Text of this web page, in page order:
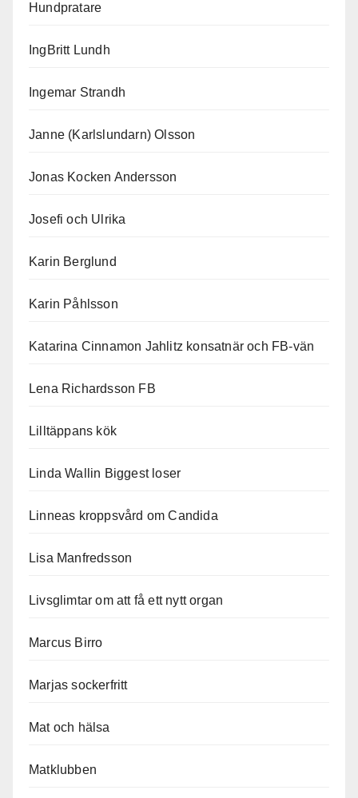
Hundpratare
IngBritt Lundh
Ingemar Strandh
Janne (Karlslundarn) Olsson
Jonas Kocken Andersson
Josefi och Ulrika
Karin Berglund
Karin Påhlsson
Katarina Cinnamon Jahlitz konsatnär och FB-vän
Lena Richardsson FB
Lilltäppans kök
Linda Wallin Biggest loser
Linneas kroppsvård om Candida
Lisa Manfredsson
Livsglimtar om att få ett nytt organ
Marcus Birro
Marjas sockerfritt
Mat och hälsa
Matklubben